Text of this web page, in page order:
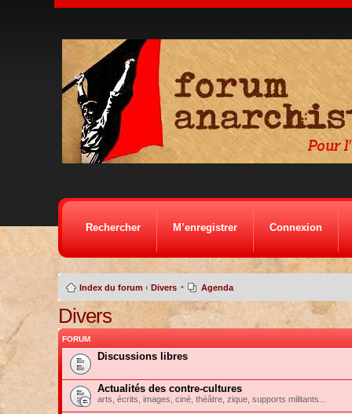
Rechercher M’enregistrer Connexion
Index du forum ‹ Divers • Agenda
Divers
FORUM
Discussions libres
Actualités des contre-cultures
arts, écrits, images, ciné, théâtre, zique, supports militants...